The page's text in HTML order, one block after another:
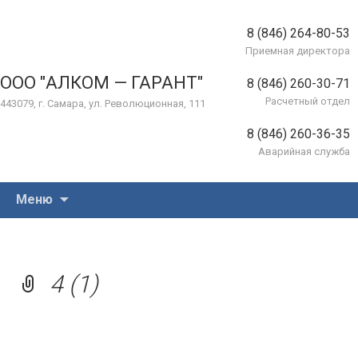
ООО "АЛКОМ — ГАРАНТ"
443079, г. Самара, ул. Революционная, 111
8 (846) 264-80-53
Приемная директора
8 (846) 260-30-71
Расчетный отдел
8 (846) 260-36-35
Аварийная служба
Меню
4 (1)